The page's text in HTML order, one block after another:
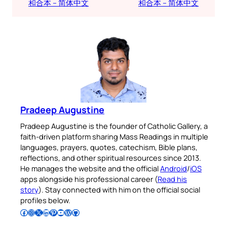
和合本 – 简体中文 和合本 – 简体中文
Pradeep Augustine
Pradeep Augustine is the founder of Catholic Gallery, a
faith-driven platform sharing Mass Readings in multiple
languages, prayers, quotes, catechism, Bible plans,
reflections, and other spiritual resources since 2013.
He manages the website and the officialAndroid/iOS
apps alongside his professional career (Read his
story). Stay connected with him on the official social
profiles below.
Follow Pradeep on Facebook Follow Pradeep on InstagramFollow Pradeep on X Follow Pradeep on LinkedIn Follow Pradeep on Pinterest Subscribe to Pradeep’s Youtube Channel Follow Pradeep on WordPress Follow Pradeep on GitHub